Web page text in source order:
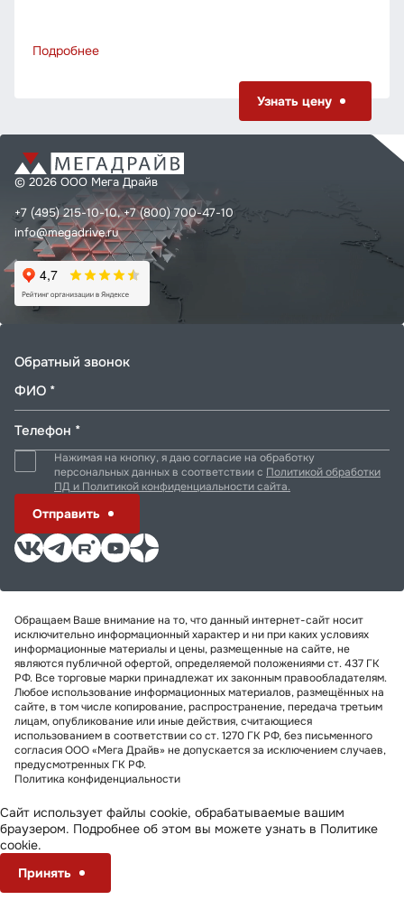
Подробнее
Узнать цену
© 2026 ООО Мега Драйв
+7 (495) 215-10-10, +7 (800) 700-47-10
info@megadrive.ru
Обратный звонок
ФИО *
Телефон *
Нажимая на кнопку, я даю согласие на обработку
персональных данных в соответствии с Политикой обработки
ПД и Политикой конфиденциальности сайта.
Отправить
Обращаем Ваше внимание на то, что данный интернет-сайт носит
исключительно информационный характер и ни при каких условиях
информационные материалы и цены, размещенные на сайте, не
являются публичной офертой, определяемой положениями ст. 437 ГК
РФ. Все торговые марки принадлежат их законным правообладателям.
Любое использование информационных материалов, размещённых на
сайте, в том числе копирование, распространение, передача третьим
лицам, опубликование или иные действия, считающиеся
использованием в соответствии со ст. 1270 ГК РФ, без письменного
согласия ООО «Мега Драйв» не допускается за исключением случаев,
предусмотренных ГК РФ.
Политика конфиденциальности
Сайт использует файлы cookie, обрабатываемые вашим
браузером. Подробнее об этом вы можете узнать в Политике
cookie.
Принять